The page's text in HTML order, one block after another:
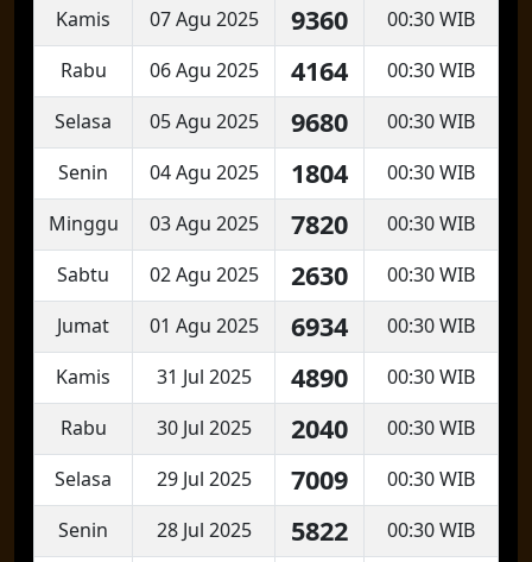
Kamis
07 Agu 2025 9360
00:30 WIB
Rabu
06 Agu 2025 4164
00:30 WIB
Selasa
05 Agu 2025 9680
00:30 WIB
Senin
04 Agu 2025 1804
00:30 WIB
Minggu
03 Agu 2025 7820
00:30 WIB
Sabtu
02 Agu 2025 2630
00:30 WIB
Jumat
01 Agu 2025 6934
00:30 WIB
Kamis
31 Jul 2025 4890
00:30 WIB
Rabu
30 Jul 2025 2040
00:30 WIB
Selasa
29 Jul 2025 7009
00:30 WIB
Senin
28 Jul 2025 5822
00:30 WIB